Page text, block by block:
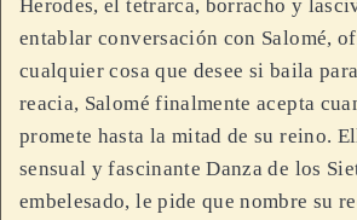
Herodes, el tetrarca, borracho y
entablar conversación con Salomé,
cualquier cosa que desee si baila
reacia, Salomé finalmente acepta
promete hasta la mitad de su reino.
sensual y fascinante Danza de los
embelesado, le pide que nombre su